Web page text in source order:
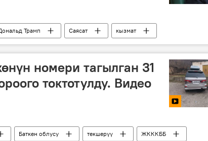
Трамп Саясат
кызмат
номери тагылган 31
токтотулду. Видео
Баткен облусу текшерүү
ЖКККББ